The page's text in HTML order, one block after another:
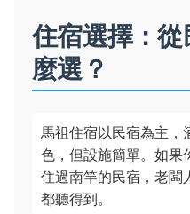
住宿選擇：
麼選？
馬祖住宿以民宿為主，
色，但設施簡單。如果
住過南竿的民宿，老闆
都聽得到。